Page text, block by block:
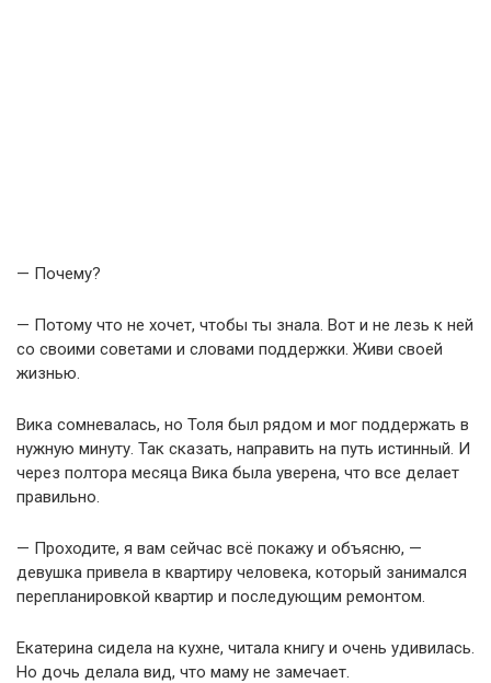
— Почему?
— Потому что не хочет, чтобы ты знала. Вот и не лезь к ней
со своими советами и словами поддержки. Живи своей
жизнью.
Вика сомневалась, но Толя был рядом и мог поддержать в
нужную минуту. Так сказать, направить на путь истинный. И
через полтора месяца Вика была уверена, что все делает
правильно.
— Проходите, я вам сейчас всё покажу и объясню, —
девушка привела в квартиру человека, который занимался
перепланировкой квартир и последующим ремонтом.
Екатерина сидела на кухне, читала книгу и очень удивилась.
Но дочь делала вид, что маму не замечает.